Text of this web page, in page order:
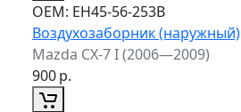
ОЕМ: EH45-56-253B
Воздухозаборник (наружный)
Mazda CX-7 I (2006—2009)
900р.